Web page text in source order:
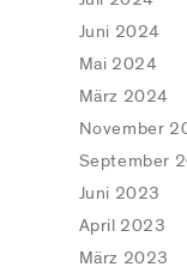
Juni 2024
Mai 2024
März 2024
November
September
Juni 2023
April 2023
März 2023